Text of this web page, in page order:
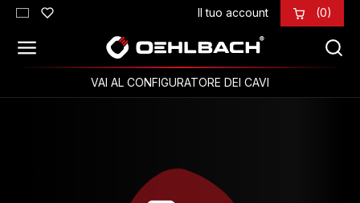
Passa al contenuto principale Il tuo account (0)
VAI AL CONFIGURATORE DEI CAVI